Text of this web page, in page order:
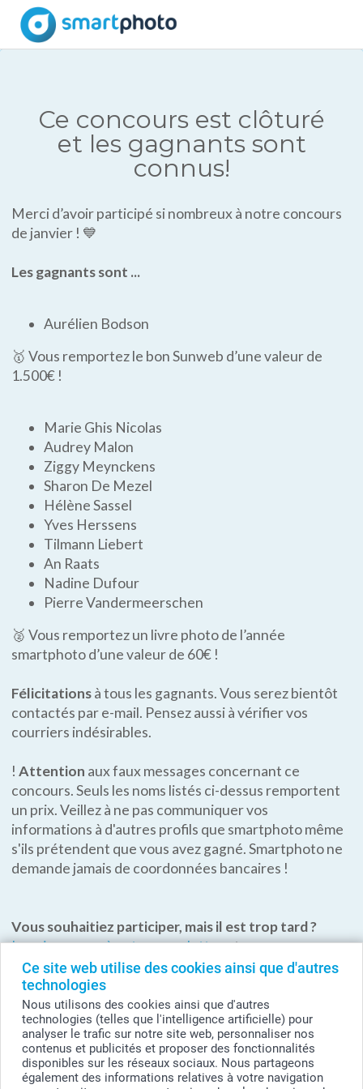
Ce site web utilise des cookies ainsi que d'autres
technologies
Nous utilisons des cookies ainsi que d'autres
technologies (telles que l'intelligence artificielle) pour
analyser le trafic sur notre site web, personnaliser nos
contenus et publicités et proposer des fonctionnalités
disponibles sur les réseaux sociaux. Nous partageons
également des informations relatives à votre navigation